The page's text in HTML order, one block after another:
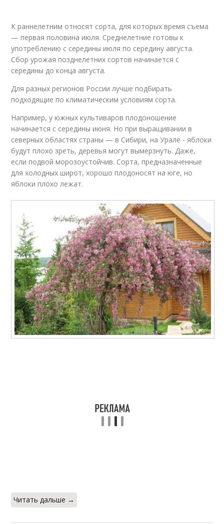
Раннелетние сорта Ранние сорта
Сорта для
ленинградской
области
Сорт в магазине Сочный сорт
Летние яблоки
К раннелетним относят сорта, для которых время съема
— первая половина июля. Среднелетние готовы к
употреблению с середины июля по середину августа.
Сбор урожая позднелетних сортов начинается с
середины до конца августа.
Для разных регионов России лучше подбирать
подходящие по климатическим условиям сорта.
Например, у южных культиваров плодоношение
начинается с середины июня. Но при выращивании в
северных областях страны — в Сибири, на Урале - яблоки
будут плохо зреть, деревья могут вымерзнуть. Даже,
если подвой морозоустойчив. Сорта, предназначенные
для холодных широт, хорошо плодоносят на юге, но
яблоки плохо лежат.
Читать дальше →